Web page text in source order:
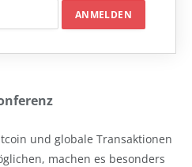
und globale Transaktionen
machen es besonders